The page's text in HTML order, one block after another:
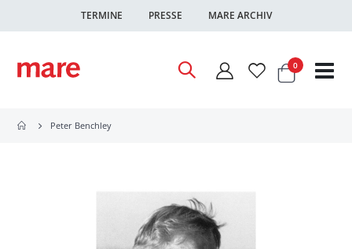
TERMINE PRESSE MARE ARCHIV
Warenkorb
0Artikel
Peter Benchley